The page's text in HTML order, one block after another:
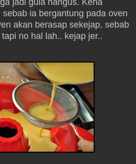
ia bergantung pada oven
akan berasap sekejap, sebab
no hal lah.. kejap jer..